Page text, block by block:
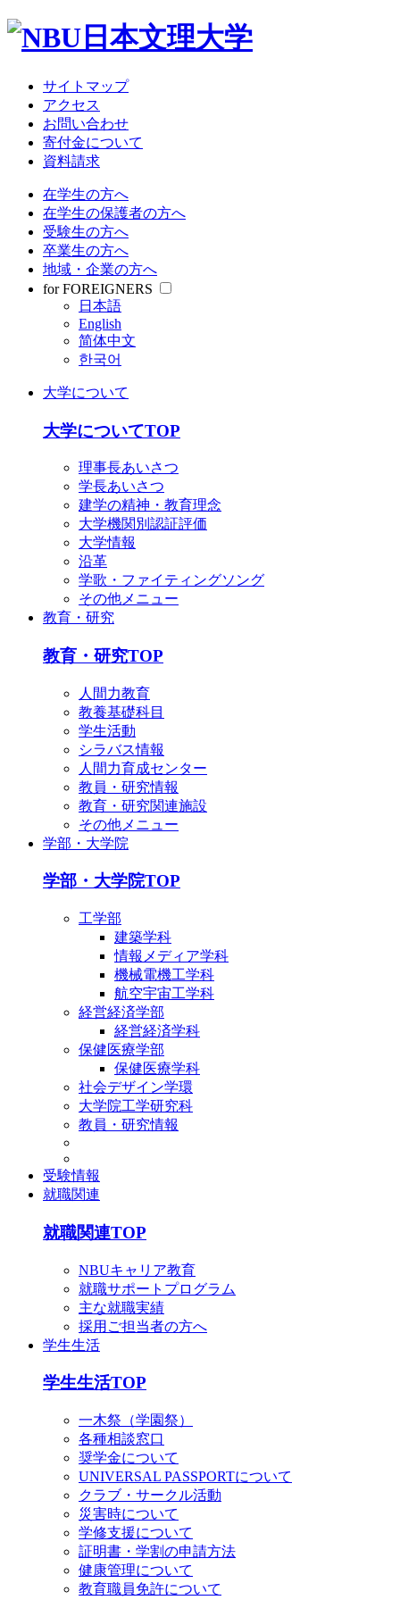
サイトマップ
アクセス
お問い合わせ
寄付金について
資料請求
在学生の方へ
在学生の保護者の方へ
受験生の方へ
卒業生の方へ
地域・企業の方へ
for FOREIGNERS
日本語
English
简体中文
한국어
大学について
大学についてTOP
理事長あいさつ
学長あいさつ
建学の精神・教育理念
大学機関別認証評価
大学情報
沿革
学歌・ファイティングソング
その他メニュー
教育・研究
教育・研究TOP
人間力教育
教養基礎科目
学生活動
シラバス情報
人間力育成センター
教員・研究情報
教育・研究関連施設
その他メニュー
学部・大学院
学部・大学院TOP
工学部
建築学科
情報メディア学科
機械電機工学科
航空宇宙工学科
経営経済学部
経営経済学科
保健医療学部
保健医療学科
社会デザイン学環
大学院工学研究科
教員・研究情報
受験情報
就職関連
就職関連TOP
NBUキャリア教育
就職サポートプログラム
主な就職実績
採用ご担当者の方へ
学生生活
学生生活TOP
一木祭（学園祭）
各種相談窓口
奨学金について
UNIVERSAL PASSPORTについて
クラブ・サークル活動
災害時について
学修支援について
証明書・学割の申請方法
健康管理について
教育職員免許について
大学について
教育・研究
受験情報
就職関連
学生生活
サイトマップ
アクセス
お問い合わせ
寄付金について
資料請求
在学生の方へ
在学生の保護者の方へ
受験生の方へ
卒業生の方へ
地域・企業の方へ
日本語
简体中文